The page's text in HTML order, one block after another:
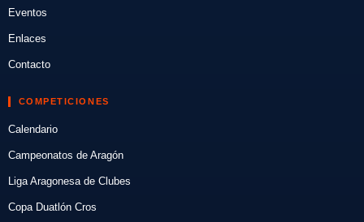
Eventos
Enlaces
Contacto
COMPETICIONES
Calendario
Campeonatos de Aragón
Liga Aragonesa de Clubes
Copa Duatlón Cros